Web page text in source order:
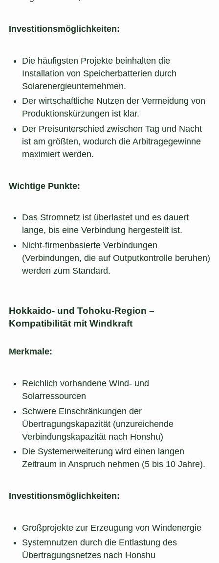
Investitionsmöglichkeiten:
Die häufigsten Projekte beinhalten die
Installation von Speicherbatterien durch
Solarenergieunternehmen.
Der wirtschaftliche Nutzen der Vermeidung von
Produktionskürzungen ist klar.
Der Preisunterschied zwischen Tag und Nacht
ist am größten, wodurch die Arbitragegewinne
maximiert werden.
Wichtige Punkte:
Das Stromnetz ist überlastet und es dauert
lange, bis eine Verbindung hergestellt ist.
Nicht-firmenbasierte Verbindungen
(Verbindungen, die auf Outputkontrolle beruhen)
werden zum Standard.
Hokkaido- und Tohoku-Region –
Kompatibilität mit Windkraft
Merkmale:
Reichlich vorhandene Wind- und
Solarressourcen
Schwere Einschränkungen der
Übertragungskapazität (unzureichende
Verbindungskapazität nach Honshu)
Die Systemerweiterung wird einen langen
Zeitraum in Anspruch nehmen (5 bis 10 Jahre).
Investitionsmöglichkeiten:
Großprojekte zur Erzeugung von Windenergie
Systemnutzen durch die Entlastung des
Übertragungsnetzes nach Honshu